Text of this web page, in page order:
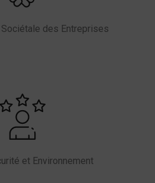
des Entreprises
et Environnement